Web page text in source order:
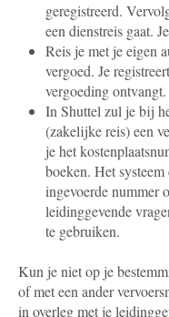
geregistreerd.
een dienstreis gaat.
Reis je met je eigen
vergoed. Je
vergoeding ontvangt.
In Shuttel zul je bij
(zakelijke reis) een
je het
boeken. Het
ingevoerde nummer
leidinggevende
te gebruiken.
Kun je niet op je
of met een ander
in overleg met je